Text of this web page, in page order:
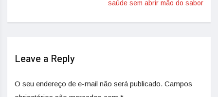
saúde sem abrir mão do sabor
Leave a Reply
O seu endereço de e-mail não será publicado. Campos